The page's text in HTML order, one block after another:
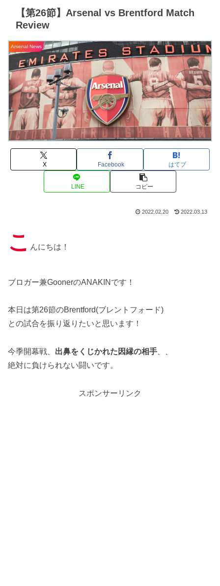
【第26節】Arsenal vs Brentford Match
Review
Arsenal News
X Facebook はてブ
LINE コピー
2022.02.20 2022.03.13
こ んにちは！
ブロガー兼GoonerのANAKINです！
本日は第26節のBrentford(ブレントフォード)
との試合を振り返りたいと思います！
今季開幕戦、 出鼻をくじかれた因縁の相手
絶対に負けられない闘いです。
スポンサーリンク